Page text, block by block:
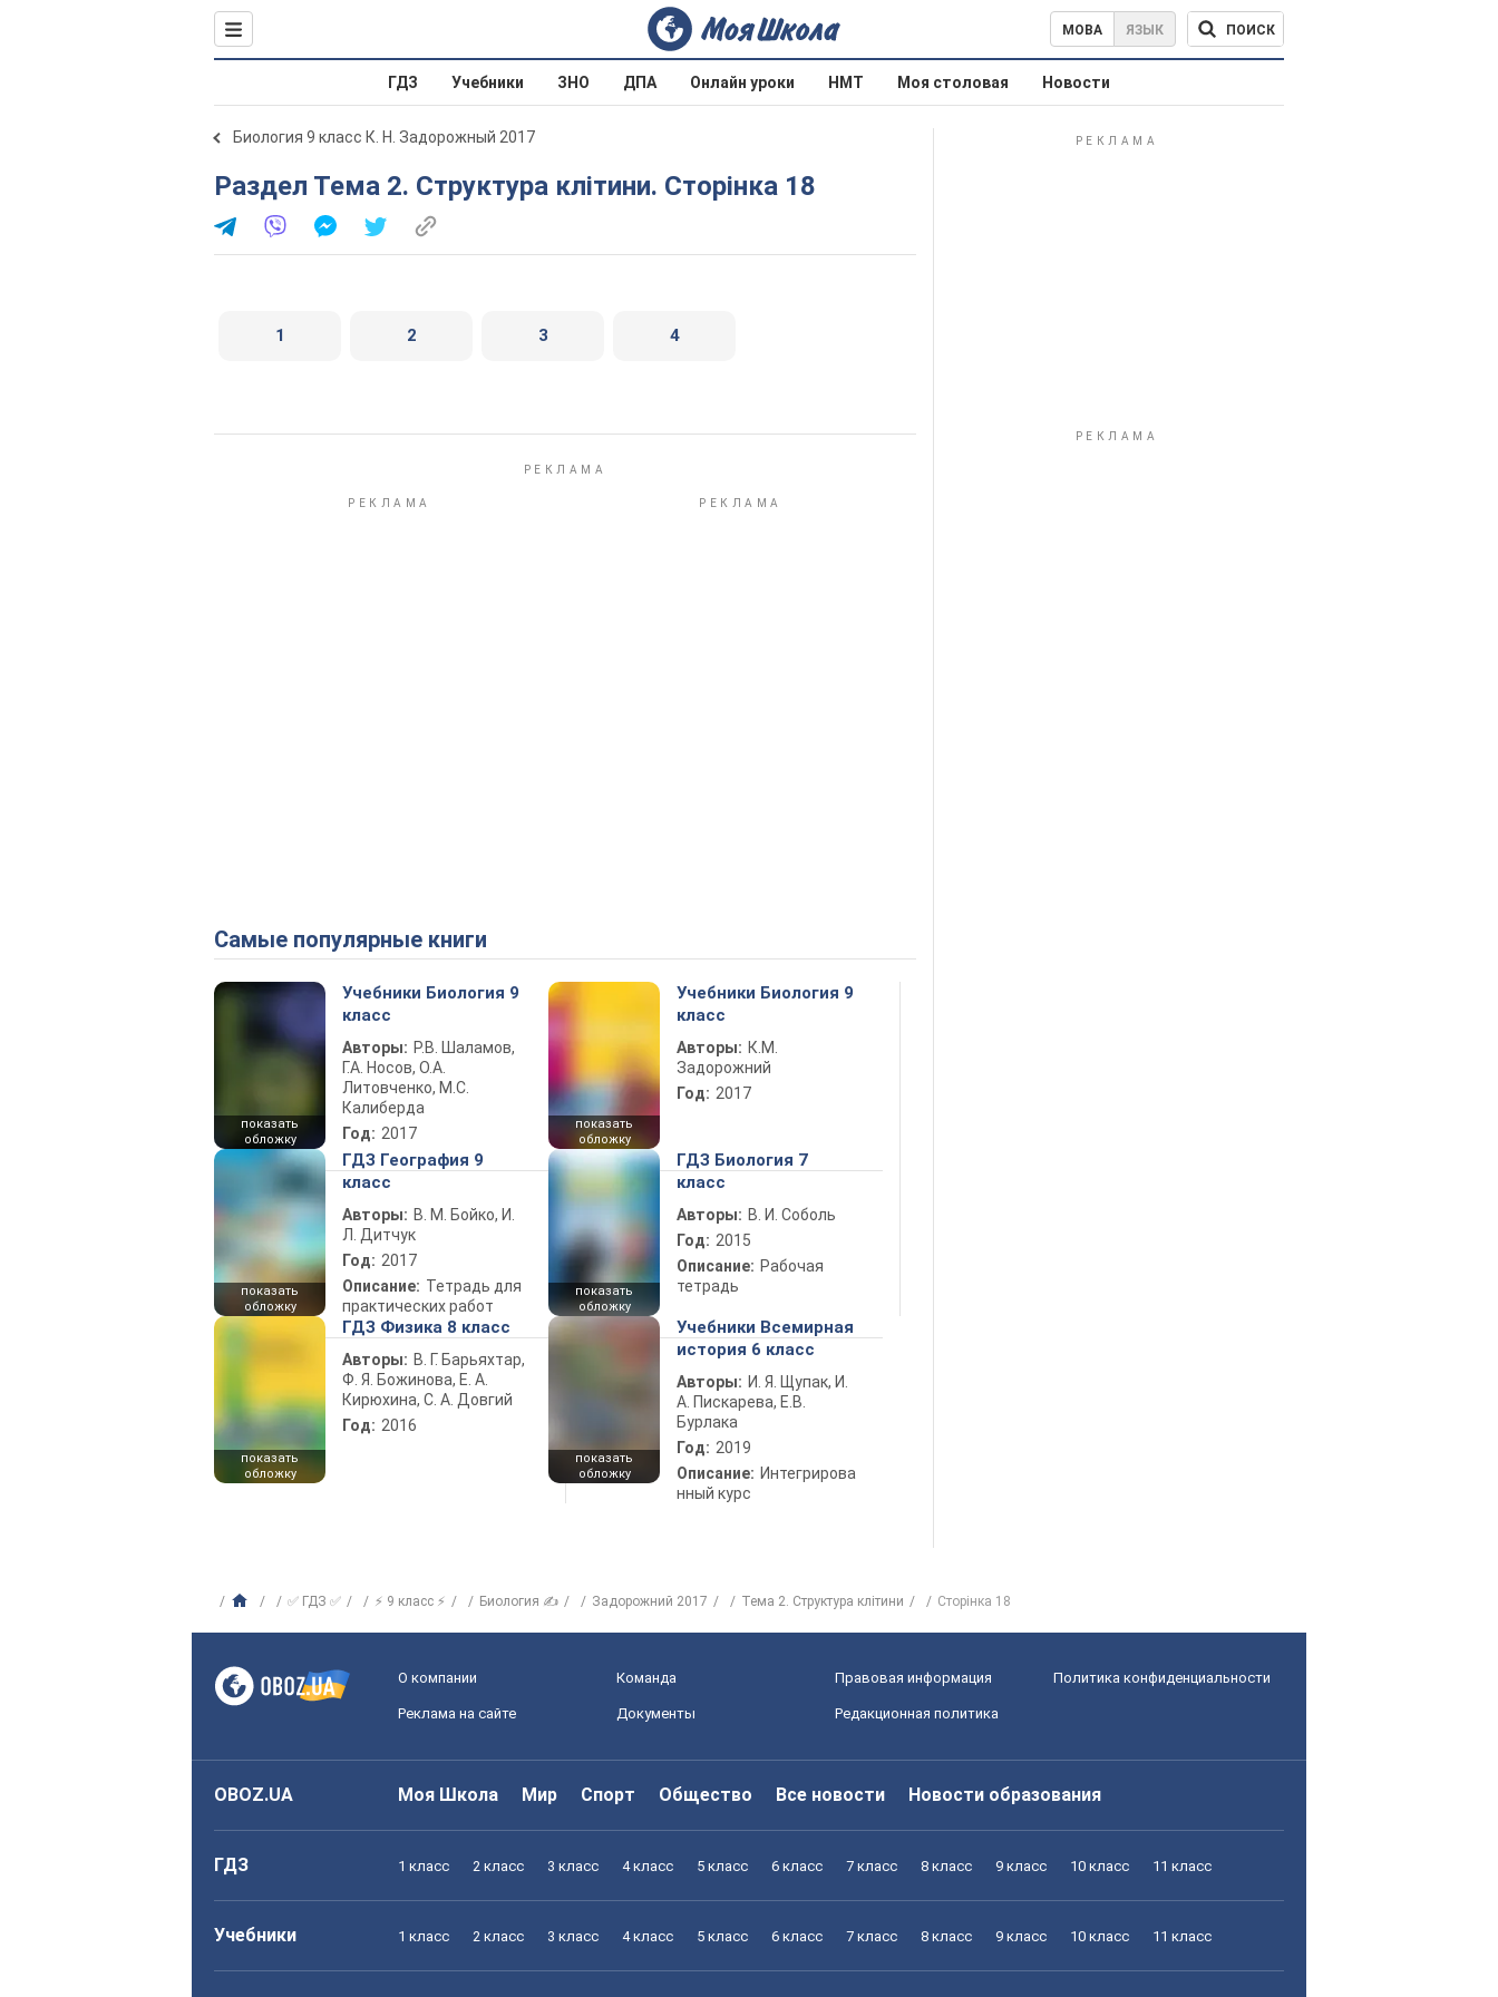
МОВА ЯЗЫК ПОИСК
ГДЗ Учебники ЗНО ДПА Онлайн уроки НМТ Моя столовая Новости
Биология 9 класс К. Н. Задорожный 2017
Раздел Тема 2. Структура клітини. Сторінка 18
1 2 3 4
Самые популярные книги
показать
обложку
Учебники Биология 9
класс
Авторы: Р.В. Шаламов,
Г.А. Носов, О.А.
Литовченко, М.С.
Калиберда
Год: 2017
показать
обложку
Учебники Биология 9
класс
Авторы: К.М.
Задорожний
Год: 2017
показать
обложку
ГДЗ География 9
класс
Авторы: В. М. Бойко, И.
Л. Дитчук
Год: 2017
Описание: Тетрадь для
практических работ
показать
обложку
ГДЗ Биология 7
класс
Авторы: В. И. Соболь
Год: 2015
Описание: Рабочая
тетрадь
показать
обложку
ГДЗ Физика 8 класс
Авторы: В. Г. Барьяхтар,
Ф. Я. Божинова, Е. А.
Кирюхина, С. А. Довгий
Год: 2016
показать
обложку
Учебники Всемирная
история 6 класс
Авторы: И. Я. Щупак, И.
А. Пискарева, Е.В.
Бурлака
Год: 2019
Описание: Интегрирова
нный курс
✅ ГДЗ ✅ ⚡ 9 класс ⚡ Биология ✍ Задорожний 2017 Тема 2. Структура клітини Сторінка 18
О компании Команда Правовая информация Политика конфиденциальности
Реклама на сайте Документы Редакционная политика
OBOZ.UA Моя Школа Мир Спорт Общество Все новости Новости образования
ГДЗ 1 класс 2 класс 3 класс 4 класс 5 класс 6 класс 7 класс 8 класс 9 класс 10 класс 11 класс
Учебники 1 класс 2 класс 3 класс 4 класс 5 класс 6 класс 7 класс 8 класс 9 класс 10 класс 11 класс